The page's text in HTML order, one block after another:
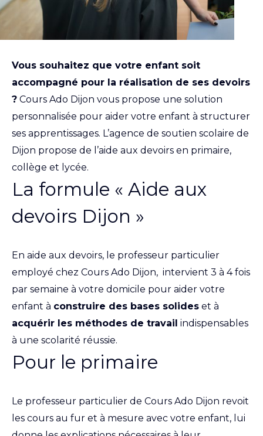
Vous souhaitez que votre enfant soit
accompagné pour la réalisation de ses devoirs
? Cours Ado Dijon vous propose une solution
personnalisée pour aider votre enfant à structurer
ses apprentissages. L’agence de soutien scolaire de
Dijon propose de l’aide aux devoirs en primaire,
collège et lycée.
La formule « Aide aux
devoirs Dijon »
En aide aux devoirs, le professeur particulier
employé chez Cours Ado Dijon, intervient 3 à 4 fois
par semaine à votre domicile pour aider votre
enfant à construire des bases solides et à
acquérir les méthodes de travail indispensables
à une scolarité réussie.
Pour le primaire
Le professeur particulier de Cours Ado Dijon revoit
les cours au fur et à mesure avec votre enfant, lui